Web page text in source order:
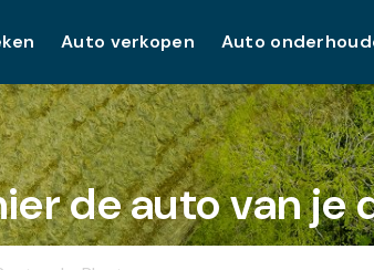
Auto verkopen Auto
de auto van je